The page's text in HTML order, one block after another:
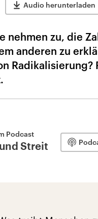
Audio herunterladen
nehmen zu, die
anderen zu
Podcast
Streit